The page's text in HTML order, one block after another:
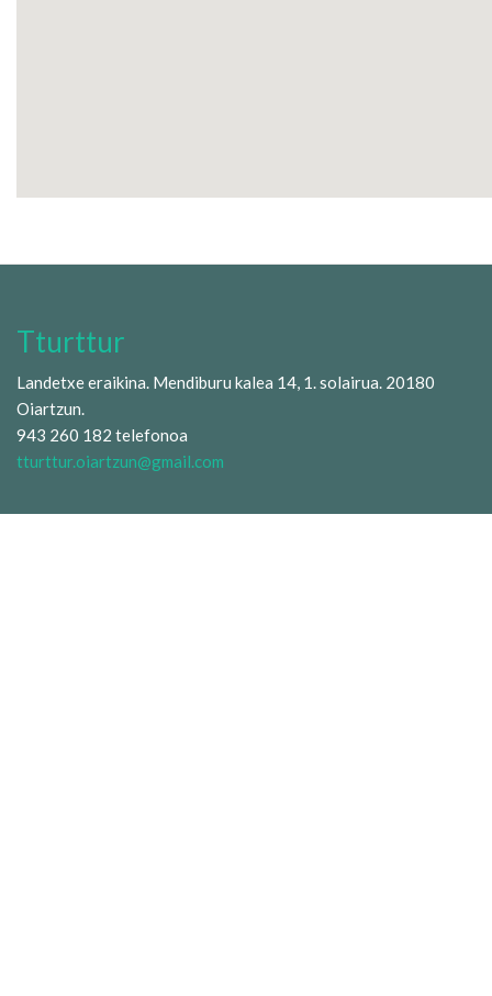
Tturttur
Landetxe eraikina. Mendiburu kalea 14, 1. solairua. 20180
Oiartzun.
943 260 182 telefonoa
tturttur.oiartzun@gmail.com